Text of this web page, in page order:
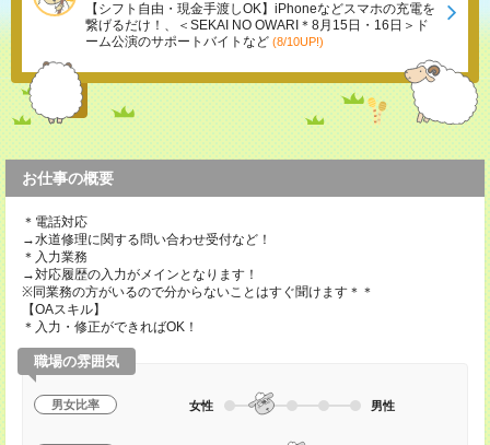
【シフト自由・現金手渡しOK】iPhoneなどスマホの充電を
繋げるだけ！、＜SEKAI NO OWARI＊8月15日・16日＞ド
ーム公演のサポートバイトなど (8/10UP!)
お仕事の概要
＊電話対応
→水道修理に関する問い合わせ受付など！
＊入力業務
→対応履歴の入力がメインとなります！
※同業務の方がいるので分からないことはすぐ聞けます＊＊
【OAスキル】
＊入力・修正ができればOK！
職場の雰囲気
男女比率 女性 男性